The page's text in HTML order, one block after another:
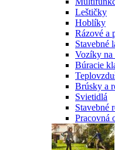
Leštičky
Hoblíky
Rázové a
Stavebné
Vozíky na
Búracie
Brúsky a
Svietidlá
Stavebné
Pracovná